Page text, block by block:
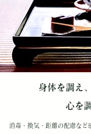
身体を調え
心を
消毒・換気・距離の配慮など